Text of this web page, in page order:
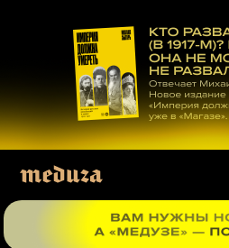
материалам